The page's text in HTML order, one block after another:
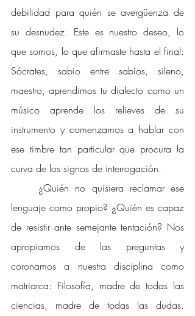
debilidad para quién se avergüenza de
su desnudez. Este es nuestro deseo, lo
que somos, lo que afirmaste hasta el final:
Sócrates, sabio entre sabios, sileno,
maestro, aprendimos tu dialecto como un
músico aprende los relieves de su
instrumento y comenzamos a hablar con
ese timbre tan particular que procura la
curva de los signos de interrogación.
¿Quién no quisiera reclamar ese
lenguaje como propio? ¿Quién es capaz
de resistir ante semejante tentación? Nos
apropiamos de las preguntas y
coronamos a nuestra disciplina como
matriarca: Filosofía, madre de todas las
ciencias, madre de todas las dudas.